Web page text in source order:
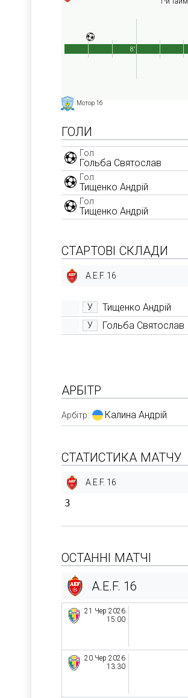
Мотор 16
8'
ГОЛИ
Гол
Гольба Святослав
Гол
Тищенко Андрій
Гол
Тищенко Андрій
СТАРТОВІ СКЛАДИ
A.E.F. 16
У Тищенко Андрій
У Гольба Святослав
АРБІТР
Арбітр: Калина Андрій
СТАТИСТИКА МАТЧУ
A.E.F. 16
3
ОСТАННІ МАТЧІ
A.E.F. 16
21 Чер 2026
15:00
20 Чер 2026
13:30